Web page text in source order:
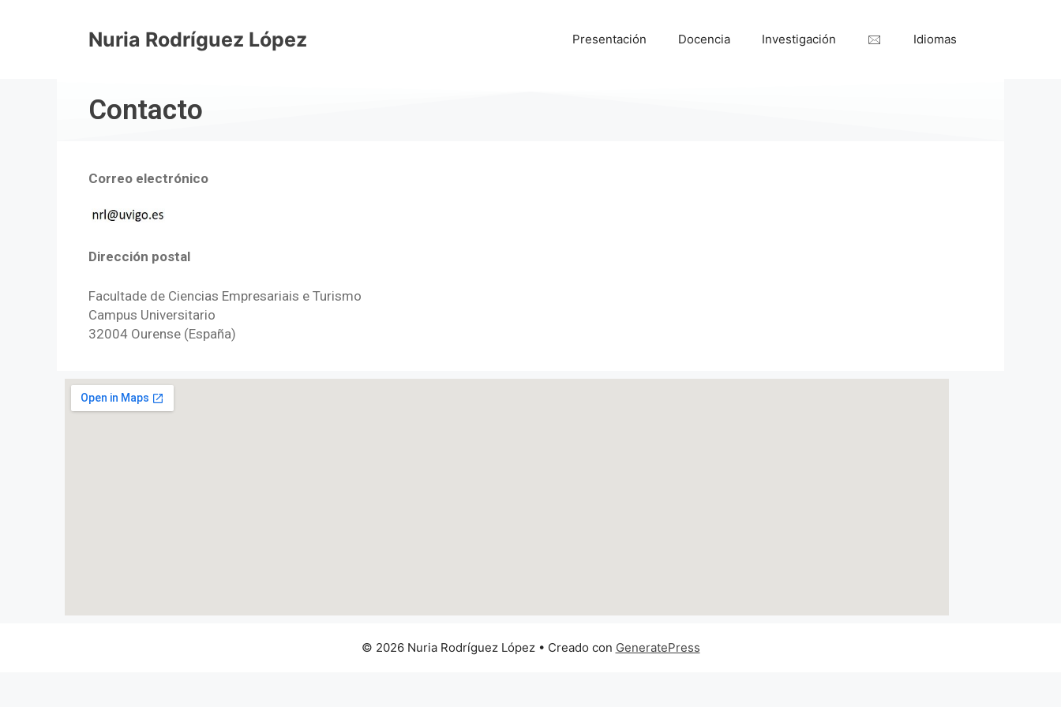
Nuria Rodríguez López Presentación Docencia Investigación 🖂 Idiomas
Contacto
Correo electrónico
Dirección postal
Facultade de Ciencias Empresariais e Turismo
Campus Universitario
32004 Ourense (España)
© 2026 Nuria Rodríguez López• Creado con GeneratePress